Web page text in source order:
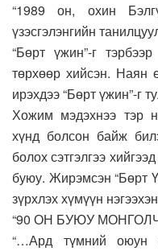
“1989 он, охин
үзэсгэлэнгийн
“Бөрт үжин”-г
төрхөөр хийсэн. Наян
ирэхдээ “Бөрт үжин”-г
Хожим мэдэхнээ тэр
хүнд болсон байж
болох сэтгэлгээ
буюу. Жирэмсэн “Бөрт
зүрхлэх хүмүүн
“90 ОН БУЮУ
“…Ард түмний оюун